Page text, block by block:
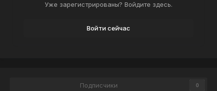
Уже зарегистрированы? Войдите здесь.
Войти сейчас
Подписчики 0